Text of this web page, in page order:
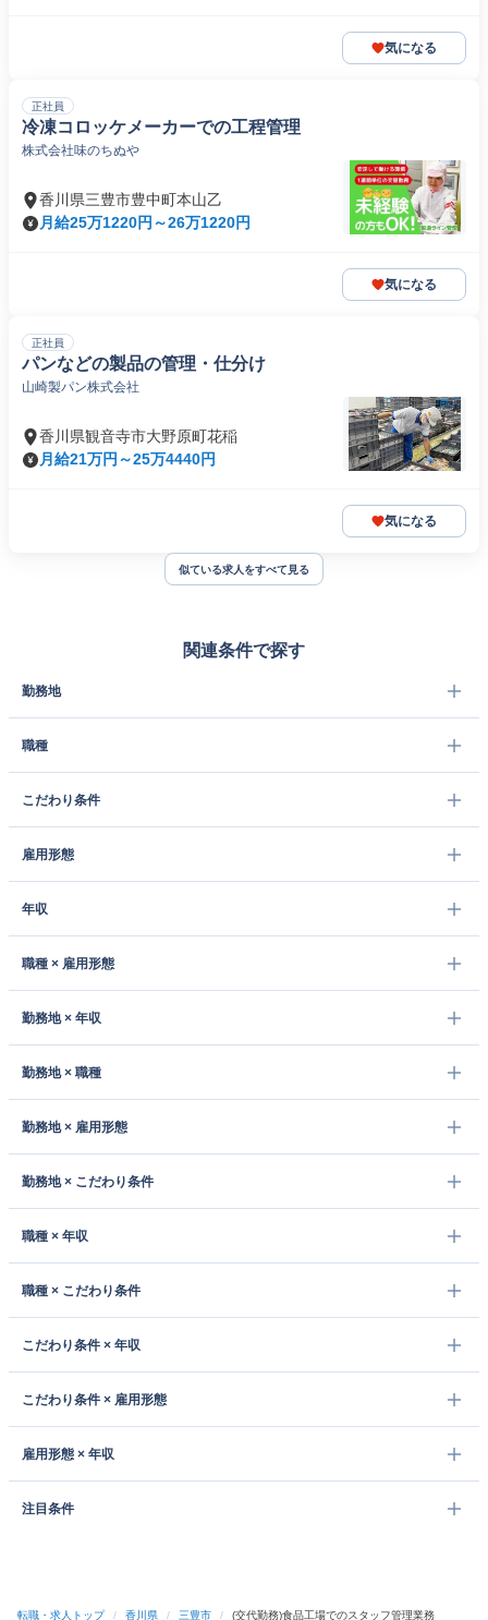
気になる
正社員
冷凍コロッケメーカーでの工程管理
株式会社味のちぬや
香川県三豊市豊中町本山乙
月給25万1220円～26万1220円
気になる
正社員
パンなどの製品の管理・仕分け
山崎製パン株式会社
香川県観音寺市大野原町花稲
月給21万円～25万4440円
気になる
似ている求人をすべて見る
関連条件で探す
勤務地
職種
こだわり条件
雇用形態
年収
職種 × 雇用形態
勤務地 × 年収
勤務地 × 職種
勤務地 × 雇用形態
勤務地 × こだわり条件
職種 × 年収
職種 × こだわり条件
こだわり条件 × 年収
こだわり条件 × 雇用形態
雇用形態 × 年収
注目条件
転職・求人トップ / 香川県 / 三豊市 / (交代勤務)食品工場でのスタッフ管理業務